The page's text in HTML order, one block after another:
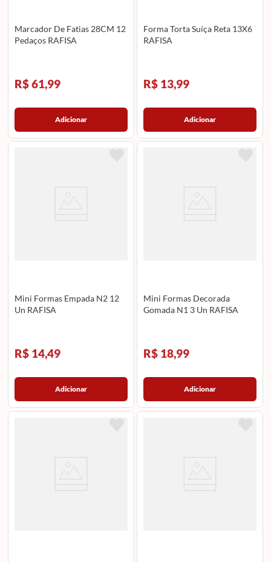
Marcador De Fatias 28CM 12
Pedaços RAFISA
R$ 61,99
Adicionar
Forma Torta Suíça Reta 13X6
RAFISA
R$ 13,99
Adicionar
Mini Formas Empada N2 12
Un RAFISA
R$ 14,49
Adicionar
Mini Formas Decorada
Gomada N1 3 Un RAFISA
R$ 18,99
Adicionar